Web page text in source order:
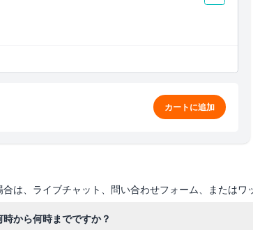
カートに追加
は、ライブチャット、問い合わせフォーム、またはワ
から何時までですか？